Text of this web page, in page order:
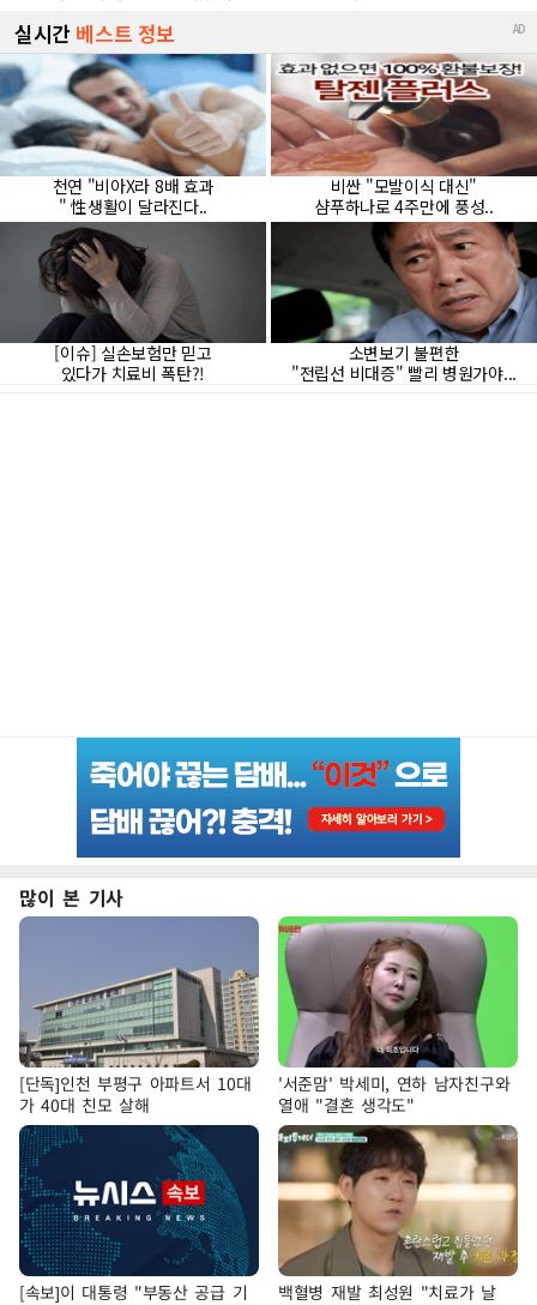
많이 본 기사
[단독]인천 부평구 아파트서 10대
가 40대 친모 살해
'서준맘' 박세미, 연하 남자친구와
열애 "결혼 생각도"
[속보]이 대통령 "부동산 공급 기
백혈병 재발 최성원 "치료가 날